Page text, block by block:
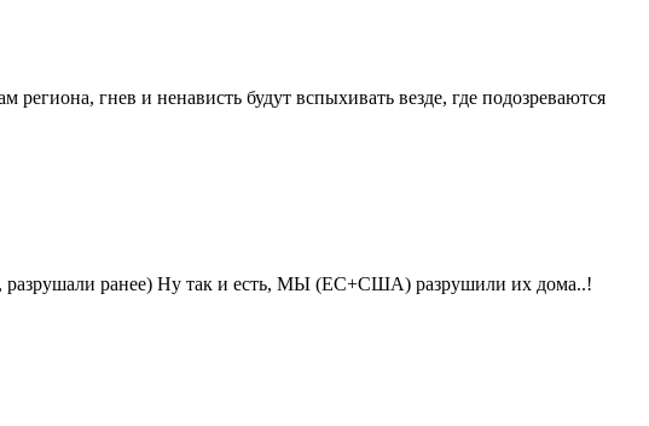
гнев и ненависть будут вспыхивать везде, где подозреваются
ранее) Ну так и есть, МЫ (ЕС+США) разрушили их дома..!